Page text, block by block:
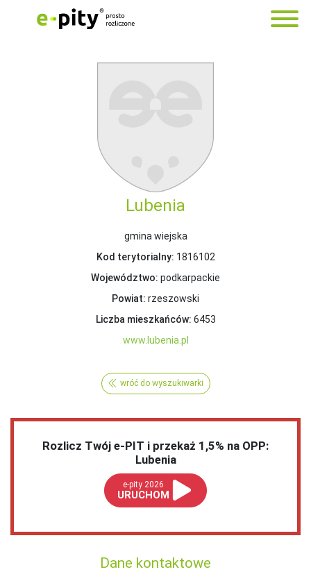
Lubenia
gmina wiejska
Kod terytorialny: 1816102
Województwo: podkarpackie
Powiat: rzeszowski
Liczba mieszkańców: 6453
www.lubenia.pl
wróć do wyszukiwarki
Rozlicz Twój e-PIT i przekaż 1,5% na OPP:
Lubenia
e-pity 2026
URUCHOM
Dane kontaktowe